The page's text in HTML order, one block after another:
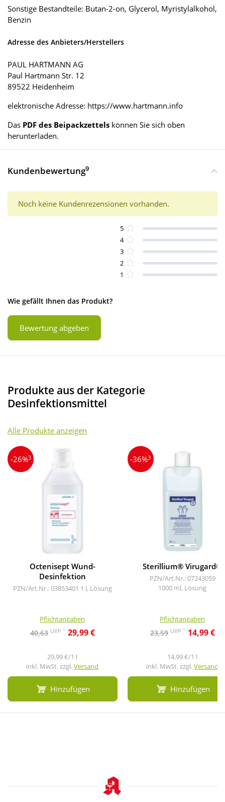
Sonstige Bestandteile: Butan-2-on, Glycerol, Myristylalkohol,
Benzin
Adresse des Anbieters/Herstellers
PAUL HARTMANN AG
Paul Hartmann Str. 12
89522 Heidenheim
elektronische Adresse: https://www.hartmann.info
Das PDF des Beipackzettels können Sie sich oben
herunterladen.
Kundenbewertung9
Noch keine Kundenrezensionen vorhanden.
5
4
3
2
1
Wie gefällt Ihnen das Produkt?
Bewertung abgeben
Produkte aus der Kategorie
Desinfektionsmittel
Alle Produkte anzeigen
-26%3
Octenisept Wund-
Desinfektion
PZN/Art.Nr.: 03853401 1 l, Lösung
Pflichtangaben
40,63 UVP 1 29,99 €
29,99 €/1 l
inkl. MwSt. zzgl.Versand
Hinzufügen
-36%3
Sterillium® Virugard®
PZN/Art.Nr.: 07243059
1000 ml, Lösung
Pflichtangaben
23,59 UVP 1 14,99 €
14,99 €/1 l
inkl. MwSt. zzgl.Versand
Hinzufügen